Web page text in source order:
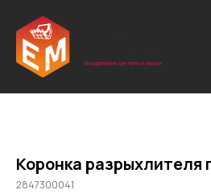
Коронка разрыхлителя
2847300041